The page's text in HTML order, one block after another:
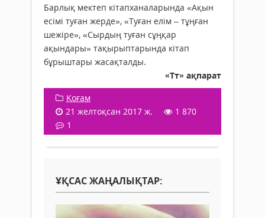
Барлық мектеп кітапханаларында «Ақын
есімі туған жерде», «Туған елім – тұңған
шежіре», «Сырдың туған сұңқар
ақындары» тақырыптарында кітап
бұрыштары жасақталды.
«Тт» ақпарат
Қоғам
21 желтоқсан 2017 ж.
1 870
1
ҰҚСАС ЖАҢАЛЫҚТАР: